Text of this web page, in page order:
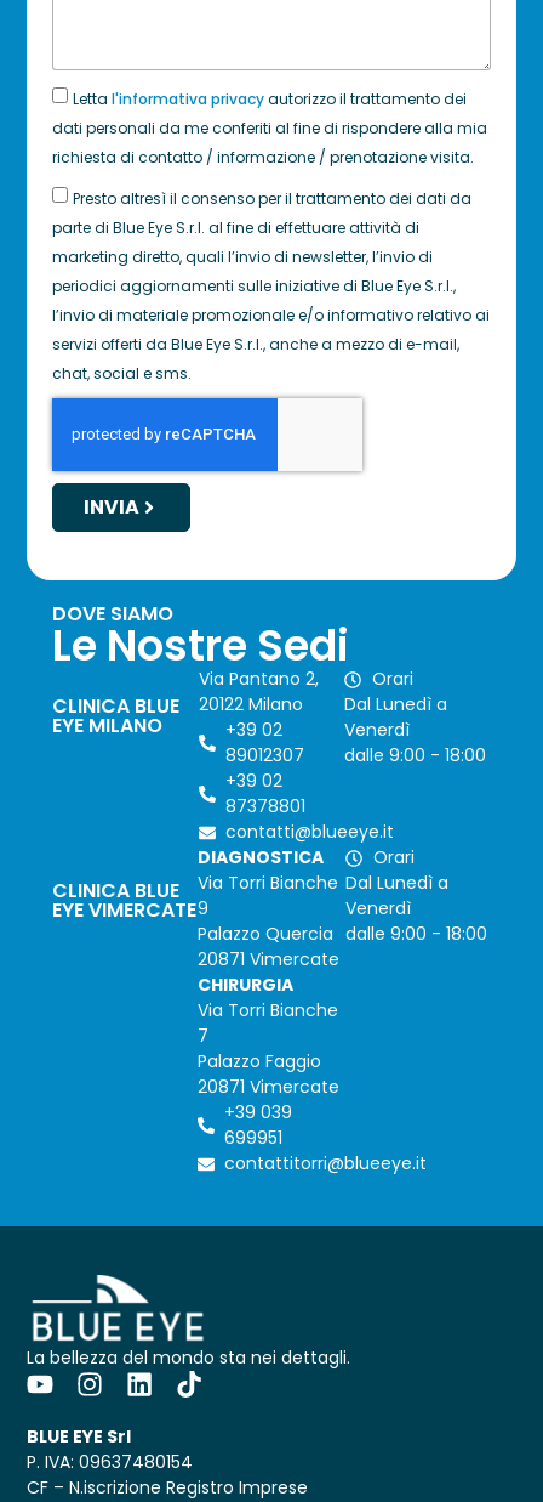
Letta l'informativa privacyautorizzo il trattamento dei
dati personali da me conferiti al fine di rispondere alla mia
richiesta di contatto / informazione / prenotazione visita.
Presto altresì il consenso per il trattamento dei dati da
parte di Blue Eye S.r.l. al fine di effettuare attività di
marketing diretto, quali l’invio di newsletter, l’invio di
periodici aggiornamenti sulle iniziative di Blue Eye S.r.l.,
l’invio di materiale promozionale e/o informativo relativo ai
servizi offerti da Blue Eye S.r.l., anche a mezzo di e-mail,
chat, social e sms.
INVIA
DOVE SIAMO
Le Nostre Sedi
CLINICA BLUE
EYE MILANO
Via Pantano 2,
20122 Milano
+39 02
89012307
+39 02
87378801
contatti@blueeye.it
Orari
Dal Lunedì a
Venerdì
dalle 9:00 - 18:00
CLINICA BLUE
EYE VIMERCATE
DIAGNOSTICA
Via Torri Bianche
9
Palazzo Quercia
20871 Vimercate
CHIRURGIA
Via Torri Bianche
7
Palazzo Faggio
20871 Vimercate
+39 039
699951
contattitorri@blueeye.it
Orari
Dal Lunedì a
Venerdì
dalle 9:00 - 18:00
La bellezza del mondo sta nei dettagli.
BLUE EYE Srl
P. IVA: 09637480154
CF – N.iscrizione Registro Imprese